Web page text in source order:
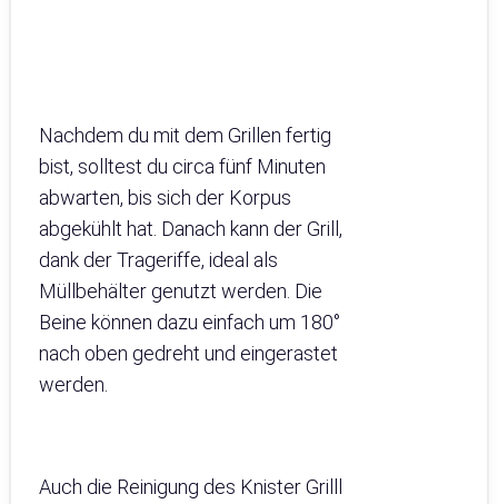
Nachdem du mit dem Grillen fertig
bist, solltest du circa fünf Minuten
abwarten, bis sich der Korpus
abgekühlt hat. Danach kann der Grill,
dank der Trageriffe, ideal als
Müllbehälter genutzt werden. Die
Beine können dazu einfach um 180°
nach oben gedreht und eingerastet
werden.
Auch die Reinigung des Knister Grilll